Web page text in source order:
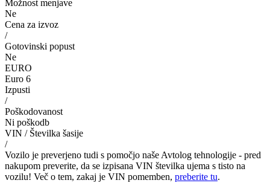
Možnost menjave
Ne
Cena za izvoz
/
Gotovinski popust
Ne
EURO
Euro 6
Izpusti
/
Poškodovanost
Ni poškodb
VIN / Številka šasije
/
Vozilo je preverjeno tudi s pomočjo naše Avtolog tehnologije - pred
nakupom preverite, da se izpisana VIN številka ujema s tisto na
vozilu! Več o tem, zakaj je VIN pomemben, preberite tu.